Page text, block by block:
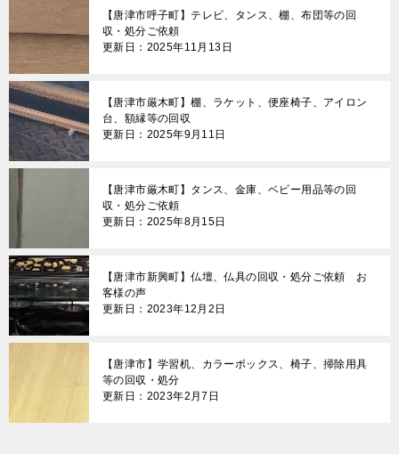
【唐津市呼子町】テレビ、タンス、棚、布団等の回
収・処分ご依頼
更新日：2025年11月13日
【唐津市厳木町】棚、ラケット、便座椅子、アイロン
台、額縁等の回収
更新日：2025年9月11日
【唐津市厳木町】タンス、金庫、ベビー用品等の回
収・処分ご依頼
更新日：2025年8月15日
【唐津市新興町】仏壇、仏具の回収・処分ご依頼 お
客様の声
更新日：2023年12月2日
【唐津市】学習机、カラーボックス、椅子、掃除用具
等の回収・処分
更新日：2023年2月7日